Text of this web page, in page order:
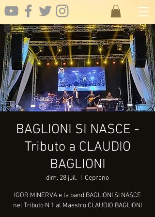
BAGLIONI SI NASCE -
Tributo a CLAUDIO
BAGLIONI
dim. 28 juil. Ceprano
IGOR MINERVA e la band BAGLIONI SI NASCE
nel Tributo N 1 al Maestro CLAUDIO BAGLIONI